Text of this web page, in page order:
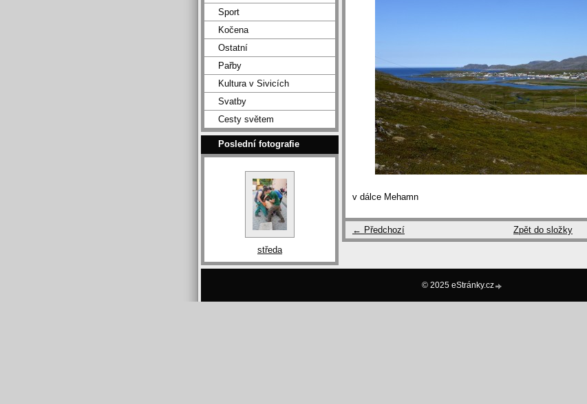
Sport
Kočena
Ostatní
Pařby
Kultura v Sivicích
Svatby
Cesty světem
Poslední fotografie
středa
v dálce Mehamn
← Předchozí Zpět do složky
© 2025 eStránky.cz